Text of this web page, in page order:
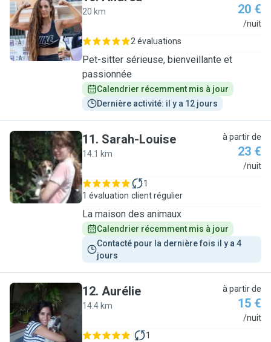
A
20 km 20 €
/nuit
2 évaluations
Pet-sitter sérieuse, bienveillante et
passionnée
Calendrier récemment mis à jour
Dernière activité: il y a 12 jours
S
11. Sarah-Louise
14.1 km
à partir de
23 €
/nuit
1 évaluation
1
client régulier
La maison des animaux
Calendrier récemment mis à jour
Contacté pour la dernière fois il y a 4
jours
A
12. Aurélie
14.4 km
à partir de
15 €
/nuit
1